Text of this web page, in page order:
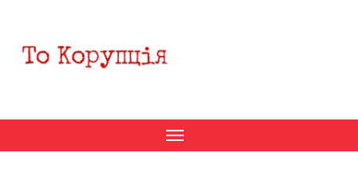
содержанию